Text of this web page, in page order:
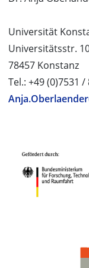
Universität
Universitätsstr.
78457 Konstanz
Tel.: +49 (0)7531 /